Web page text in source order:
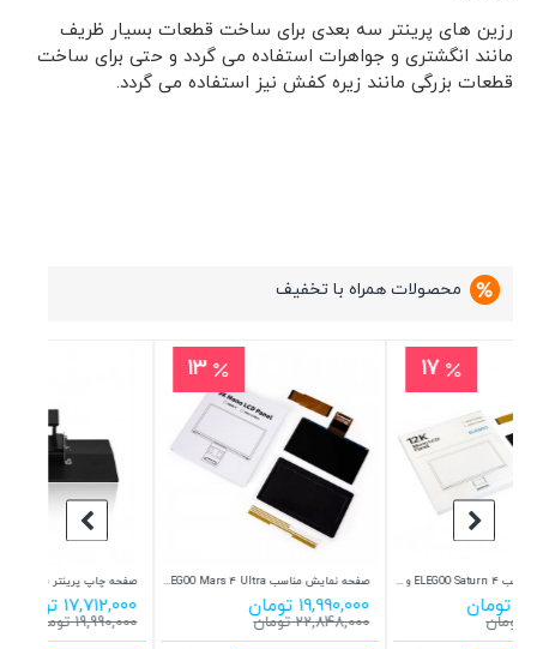
رزین های پرینتر سه بعدی برای ساخت قطعات بسیار ظریف
مانند انگشتری و جواهرات استفاده می گردد و حتی برای ساخت
قطعات بزرگی مانند زیره کفش نیز استفاده می گردد.
محصولات همراه با تخفیف
صفحه نمایش مناسب ELEGOO Mars 4 Ultra
19,990,000 تومان
22,848,000 تومان
صفحه چاپ پرینتر سه بعدی Phrozen Sonic Mighty 8K
17,712,000 تومان
19,990,000 تومان